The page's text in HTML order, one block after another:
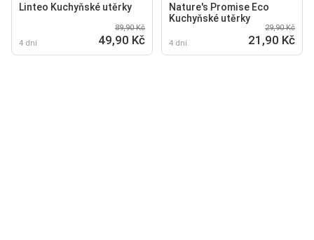
Linteo Kuchyňské utěrky
4 dní
89,90 Kč
49,90 Kč
Nature's Promise Eco
Kuchyňské utěrky
4 dní
29,90 Kč
21,90 Kč